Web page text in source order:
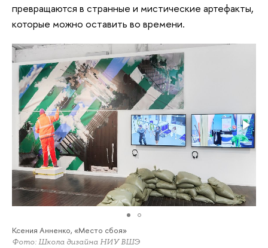
превращаются в странные и мистические артефакты,
которые можно оставить во времени.
Ксения Анненко, «Место сбоя»
Фото: Школа дизайна НИУ ВШЭ